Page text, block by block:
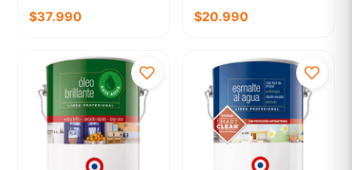
$37.990 $20.990